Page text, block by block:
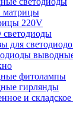
матрицы
220V
светодиоды
для
фитолампы
гирлянды
и